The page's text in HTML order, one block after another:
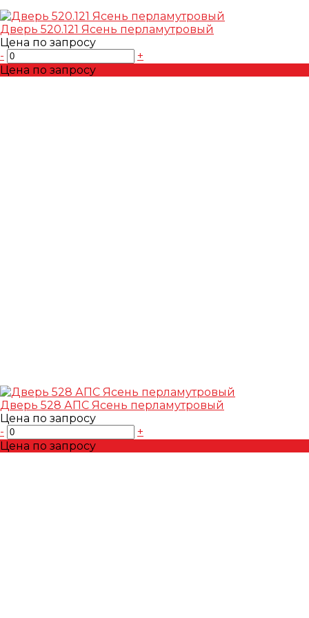
Дверь 520.121 Ясень перламутровый
Цена по запросу
-
+
Цена по запросу
Дверь 528 АПС Ясень перламутровый
Цена по запросу
-
+
Цена по запросу